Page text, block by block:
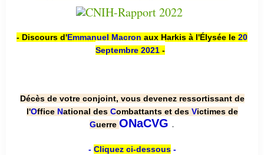
- Discours d'Emmanuel Macron aux Harkis à l'Élysée le 20
Septembre 2021 -
Décès de votre conjoint, vous devenez ressortissant de
l'Office National des Combattants et des Victimes de
Guerre ONaCVG .
- Cliquez ci-dessous-